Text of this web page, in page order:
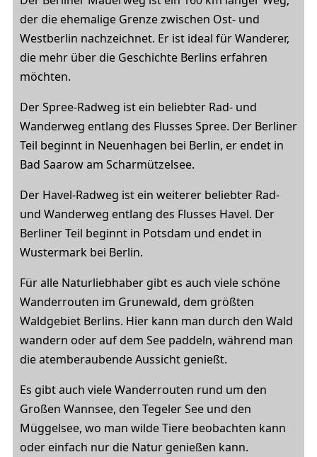
der die ehemalige Grenze zwischen Ost- und
Westberlin nachzeichnet. Er ist ideal für Wanderer,
die mehr über die Geschichte Berlins erfahren
möchten.
Der Spree-Radweg ist ein beliebter Rad- und
Wanderweg entlang des Flusses Spree. Der Berliner
Teil beginnt in Neuenhagen bei Berlin, er endet in
Bad Saarow am Scharmützelsee.
Der Havel-Radweg ist ein weiterer beliebter Rad-
und Wanderweg entlang des Flusses Havel. Der
Berliner Teil beginnt in Potsdam und endet in
Wustermark bei Berlin.
Für alle Naturliebhaber gibt es auch viele schöne
Wanderrouten im Grunewald, dem größten
Waldgebiet Berlins. Hier kann man durch den Wald
wandern oder auf dem See paddeln, während man
die atemberaubende Aussicht genießt.
Es gibt auch viele Wanderrouten rund um den
Großen Wannsee, den Tegeler See und den
Müggelsee, wo man wilde Tiere beobachten kann
oder einfach nur die Natur genießen kann.